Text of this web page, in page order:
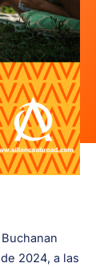
2024, a las